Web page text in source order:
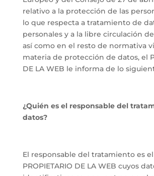
relativo a la protección de las
lo que respecta a tratamiento de
personales y a la libre circulación
así como en el resto de normativa
materia de protección de datos, el
DE LA WEB le informa de lo
¿Quién es el responsable del
datos?
El responsable del tratamiento es el
PROPIETARIO DE LA WEB cuyos